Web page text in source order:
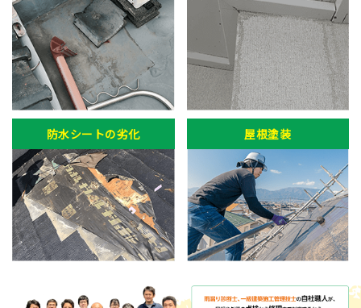
防水シートの劣化 屋根塗装